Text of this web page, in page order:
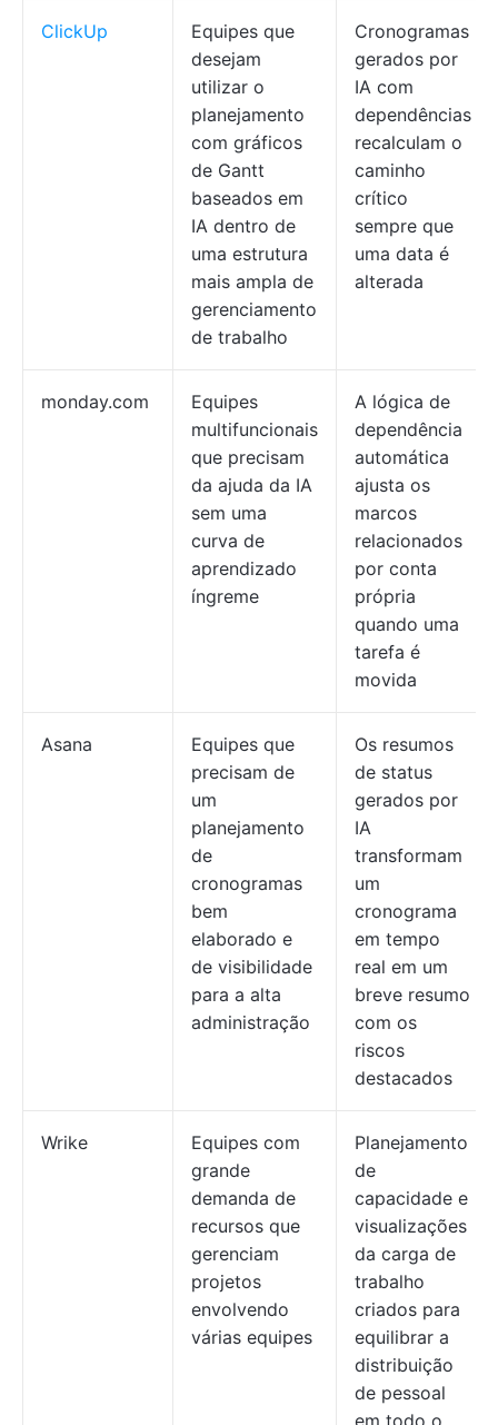
ClickUp
Equipes que
desejam
utilizar o
planejamento
com gráficos
de Gantt
baseados em
IA dentro de
uma estrutura
mais ampla de
gerenciamento
de trabalho
Cronogramas
gerados por
IA com
dependências
recalculam o
caminho
crítico
sempre que
uma data é
alterada
monday.com
Equipes
multifuncionais
que precisam
da ajuda da IA
sem uma
curva de
aprendizado
íngreme
A lógica de
dependência
automática
ajusta os
marcos
relacionados
por conta
própria
quando uma
tarefa é
movida
Asana
Equipes que
precisam de
um
planejamento
de
cronogramas
bem
elaborado e
de visibilidade
para a alta
administração
Os resumos
de status
gerados por
IA
transformam
um
cronograma
em tempo
real em um
breve resumo
com os
riscos
destacados
Wrike
Equipes com
grande
demanda de
recursos que
gerenciam
projetos
envolvendo
várias equipes
Planejamento
de
capacidade e
visualizações
da carga de
trabalho
criados para
equilibrar a
distribuição
de pessoal
em todo o